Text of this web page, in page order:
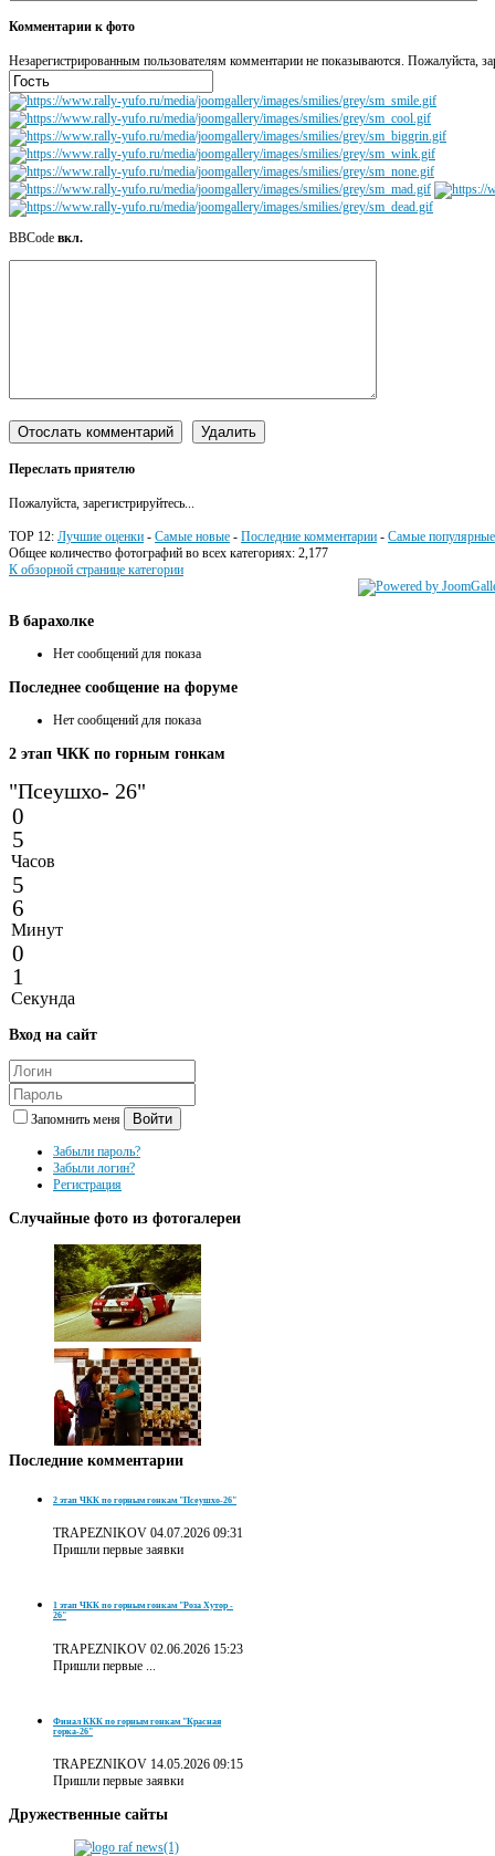
Комментарии к фото
Незарегистрированным пользователям комментарии не показываются. Пожалуйста,
BBCode вкл.
Переслать приятелю
Пожалуйста, зарегистрируйтесь...
TOP 12: Лучшие оценки - Самые новые - Последние комментарии - Самые популярные
Общее количество фотографий во всех категориях: 2,177
К обзорной странице категории
В барахолке
Нет сообщений для показа
Последнее сообщение на форуме
Нет сообщений для показа
2 этап ЧКК по горным гонкам
"Псеушхо- 26"
0
5
Часов
5
6
Минут
0
1
Секунда
Вход на сайт
Запомнить меня Войти
Забыли пароль?
Забыли логин?
Регистрация
Случайные фото из фотогалереи
Последние комментарии
2 этап ЧКК по горным гонкам "Псеушхо-26"
TRAPEZNIKOV 04.07.2026 09:31
Пришли первые заявки
1 этап ЧКК по горным гонкам "Роза Хутор -
26"
TRAPEZNIKOV 02.06.2026 15:23
Пришли первые ...
Финал ККК по горным гонкам "Красная
горка-26"
TRAPEZNIKOV 14.05.2026 09:15
Пришли первые заявки
Дружественные сайты